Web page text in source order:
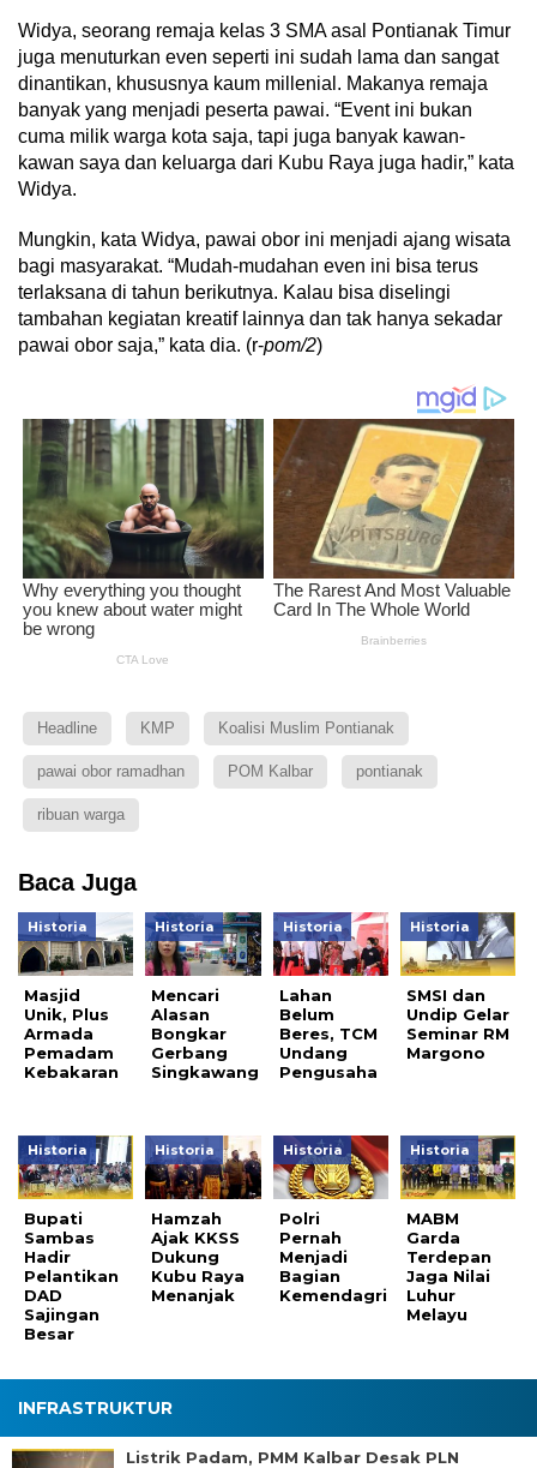
Widya, seorang remaja kelas 3 SMA asal Pontianak Timur
juga menuturkan even seperti ini sudah lama dan sangat
dinantikan, khususnya kaum millenial. Makanya remaja
banyak yang menjadi peserta pawai. “Event ini bukan
cuma milik warga kota saja, tapi juga banyak kawan-
kawan saya dan keluarga dari Kubu Raya juga hadir,” kata
Widya.
Mungkin, kata Widya, pawai obor ini menjadi ajang wisata
bagi masyarakat. “Mudah-mudahan even ini bisa terus
terlaksana di tahun berikutnya. Kalau bisa diselingi
tambahan kegiatan kreatif lainnya dan tak hanya sekadar
pawai obor saja,” kata dia. (r-pom/2)
Headline KMP Koalisi Muslim Pontianak
pawai obor ramadhan POM Kalbar pontianak
ribuan warga
Baca Juga
Historia
Masjid
Unik, Plus
Armada
Pemadam
Kebakaran
Historia
Mencari
Alasan
Bongkar
Gerbang
Singkawang
Historia
Lahan
Belum
Beres, TCM
Undang
Pengusaha
Historia
SMSI dan
Undip Gelar
Seminar RM
Margono
Historia
Bupati
Sambas
Hadir
Pelantikan
DAD
Sajingan
Besar
Historia
Hamzah
Ajak KKSS
Dukung
Kubu Raya
Menanjak
Historia
Polri
Pernah
Menjadi
Bagian
Kemendagri
Historia
MABM
Garda
Terdepan
Jaga Nilai
Luhur
Melayu
INFRASTRUKTUR
Listrik Padam, PMM Kalbar Desak PLN